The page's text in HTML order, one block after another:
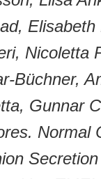
Nicoletta
Büchner,
Gunnar
Normal